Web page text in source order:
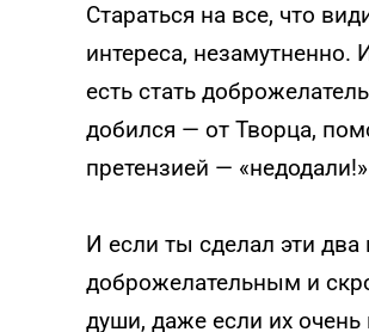
Стараться на все, что
интереса,
есть стать
добился — от Творца,
претензией — «недодали!»
И если ты сделал эти два
доброжелательным и
души, даже если их